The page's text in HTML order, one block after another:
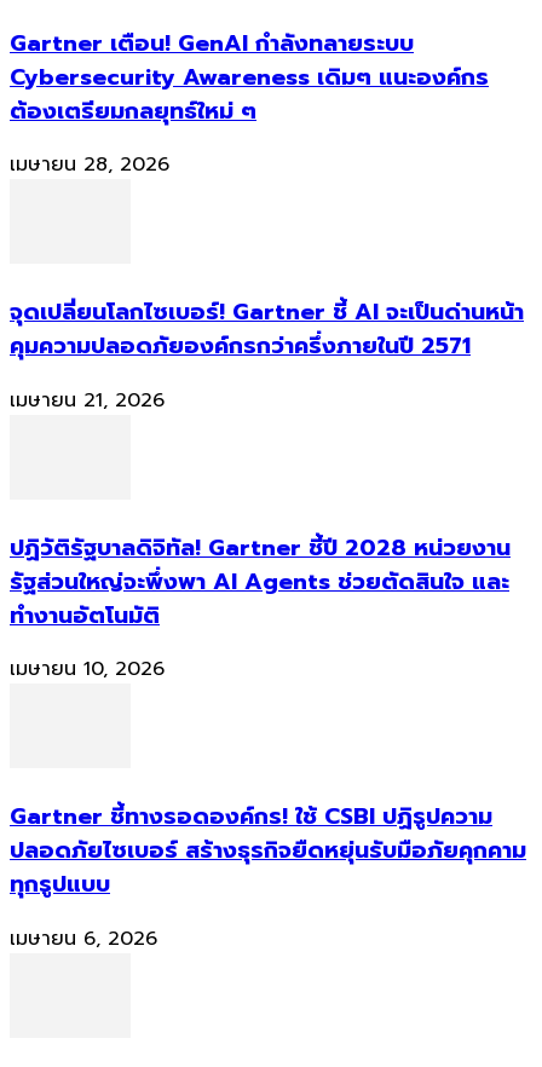
Gartner เตือน! GenAI กำลังทลายระบบ
Cybersecurity Awareness เดิมๆ แนะองค์กร
ต้องเตรียมกลยุทธ์ใหม่ ๆ
เมษายน 28, 2026
จุดเปลี่ยนโลกไซเบอร์! Gartner ชี้ AI จะเป็นด่านหน้า
คุมความปลอดภัยองค์กรกว่าครึ่งภายในปี 2571
เมษายน 21, 2026
ปฏิวัติรัฐบาลดิจิทัล! Gartner ชี้ปี 2028 หน่วยงาน
รัฐส่วนใหญ่จะพึ่งพา AI Agents ช่วยตัดสินใจ และ
ทำงานอัตโนมัติ
เมษายน 10, 2026
Gartner ชี้ทางรอดองค์กร! ใช้ CSBI ปฏิรูปความ
ปลอดภัยไซเบอร์ สร้างธุรกิจยืดหยุ่นรับมือภัยคุกคาม
ทุกรูปแบบ
เมษายน 6, 2026